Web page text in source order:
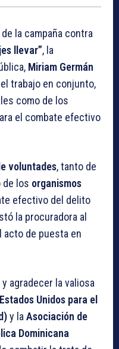
la campaña contra
llevar”, la
Miriam Germán
trabajo en conjunto,
como de los
el combate efectivo
voluntades, tanto de
de los organismos
efectivo del delito
la procuradora al
acto de puesta en
agradecer la valiosa
Unidos para el
y laAsociación de
Dominicana